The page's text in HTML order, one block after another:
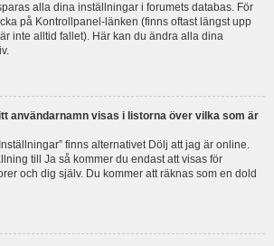
alla dina inställningar i forumets databas. För
på Kontrollpanel-länken (finns oftast längst upp
inte alltid fallet). Här kan du ändra alla dina
användarnamn visas i listorna över vilka som är
finns alternativet Dölj att jag är online.
till Ja så kommer du endast att visas för
och dig själv. Du kommer att räknas som en dold